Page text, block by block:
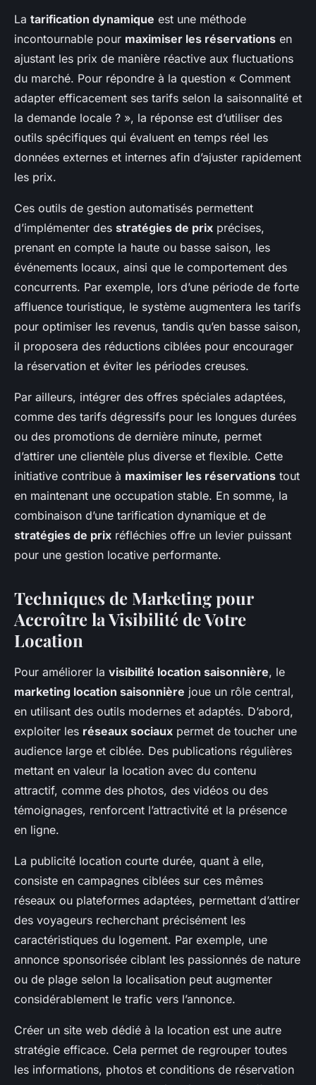
La tarification dynamique est une méthode
incontournable pour maximiser les réservations en
ajustant les prix de manière réactive aux fluctuations
du marché. Pour répondre à la question « Comment
adapter efficacement ses tarifs selon la saisonnalité et
la demande locale ? », la réponse est d’utiliser des
outils spécifiques qui évaluent en temps réel les
données externes et internes afin d’ajuster rapidement
les prix.
Ces outils de gestion automatisés permettent
d’implémenter des stratégies de prix précises,
prenant en compte la haute ou basse saison, les
événements locaux, ainsi que le comportement des
concurrents. Par exemple, lors d’une période de forte
affluence touristique, le système augmentera les tarifs
pour optimiser les revenus, tandis qu’en basse saison,
il proposera des réductions ciblées pour encourager
la réservation et éviter les périodes creuses.
Par ailleurs, intégrer des offres spéciales adaptées,
comme des tarifs dégressifs pour les longues durées
ou des promotions de dernière minute, permet
d’attirer une clientèle plus diverse et flexible. Cette
initiative contribue à maximiser les réservations tout
en maintenant une occupation stable. En somme, la
combinaison d’une tarification dynamique et de
stratégies de prix réfléchies offre un levier puissant
pour une gestion locative performante.
Techniques de Marketing pour
Accroître la Visibilité de Votre
Location
Pour améliorer la visibilité location saisonnière, le
marketing location saisonnière joue un rôle central,
en utilisant des outils modernes et adaptés. D’abord,
exploiter les réseaux sociaux permet de toucher une
audience large et ciblée. Des publications régulières
mettant en valeur la location avec du contenu
attractif, comme des photos, des vidéos ou des
témoignages, renforcent l’attractivité et la présence
en ligne.
La publicité location courte durée, quant à elle,
consiste en campagnes ciblées sur ces mêmes
réseaux ou plateformes adaptées, permettant d’attirer
des voyageurs recherchant précisément les
caractéristiques du logement. Par exemple, une
annonce sponsorisée ciblant les passionnés de nature
ou de plage selon la localisation peut augmenter
considérablement le trafic vers l’annonce.
Créer un site web dédié à la location est une autre
stratégie efficace. Cela permet de regrouper toutes
les informations, photos et conditions de réservation